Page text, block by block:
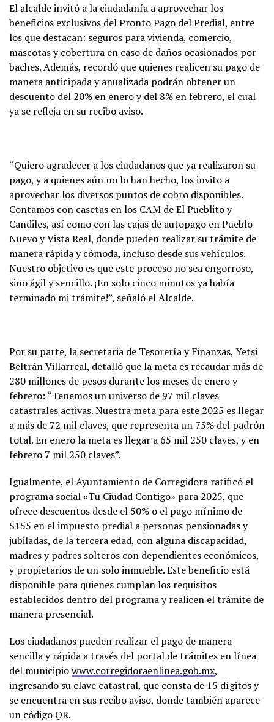
El alcalde invitó a la ciudadanía a aprovechar los
beneficios exclusivos del Pronto Pago del Predial, entre
los que destacan: seguros para vivienda, comercio,
mascotas y cobertura en caso de daños ocasionados por
baches. Además, recordó que quienes realicen su pago de
manera anticipada y anualizada podrán obtener un
descuento del 20% en enero y del 8% en febrero, el cual
ya se refleja en su recibo aviso.
“Quiero agradecer a los ciudadanos que ya realizaron su
pago, y a quienes aún no lo han hecho, los invito a
aprovechar los diversos puntos de cobro disponibles.
Contamos con casetas en los CAM de El Pueblito y
Candiles, así como con las cajas de autopago en Pueblo
Nuevo y Vista Real, donde pueden realizar su trámite de
manera rápida y cómoda, incluso desde sus vehículos.
Nuestro objetivo es que este proceso no sea engorroso,
sino ágil y sencillo. ¡En solo cinco minutos ya había
terminado mi trámite!”, señaló el Alcalde.
Por su parte, la secretaria de Tesorería y Finanzas, Yetsi
Beltrán Villarreal, detalló que la meta es recaudar más de
280 millones de pesos durante los meses de enero y
febrero: “Tenemos un universo de 97 mil claves
catastrales activas. Nuestra meta para este 2025 es llegar
a más de 72 mil claves, que representa un 75% del padrón
total. En enero la meta es llegar a 65 mil 250 claves, y en
febrero 7 mil 250 claves”.
Igualmente, el Ayuntamiento de Corregidora ratificó el
programa social «Tu Ciudad Contigo» para 2025, que
ofrece descuentos desde el 50% o el pago mínimo de
$155 en el impuesto predial a personas pensionadas y
jubiladas, de la tercera edad, con alguna discapacidad,
madres y padres solteros con dependientes económicos,
y propietarios de un solo inmueble. Este beneficio está
disponible para quienes cumplan los requisitos
establecidos dentro del programa y realicen el trámite de
manera presencial.
Los ciudadanos pueden realizar el pago de manera
sencilla y rápida a través del portal de trámites en línea
del municipiowww.corregidoraenlinea.gob.mx,
ingresando su clave catastral, que consta de 15 dígitos y
se encuentra en sus recibo aviso, donde también aparece
un código QR.